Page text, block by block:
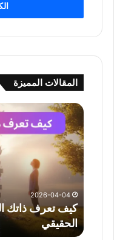
المقالات المميزة
كيف
تعرف
ذاتك
الحقيقية
|
معنى
الحقيقي
2026-04-04
كيف تعرف ذاتك
الحقيقي